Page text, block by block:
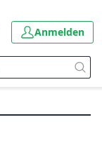
Anmelden